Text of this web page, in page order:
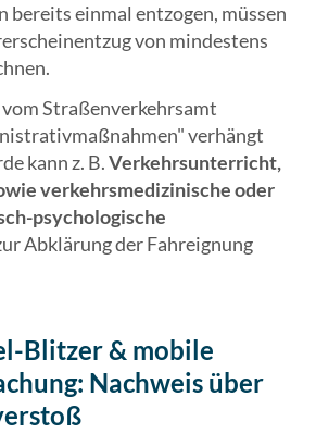
bereits einmal entzogen, müssen
von mindestens
Straßenverkehrsamt
verhängt
kann z. B.Verkehrsunterricht,
verkehrsmedizinische oder
psychologische
Abklärung der Fahreignung
Blitzer & mobile
Nachweis über